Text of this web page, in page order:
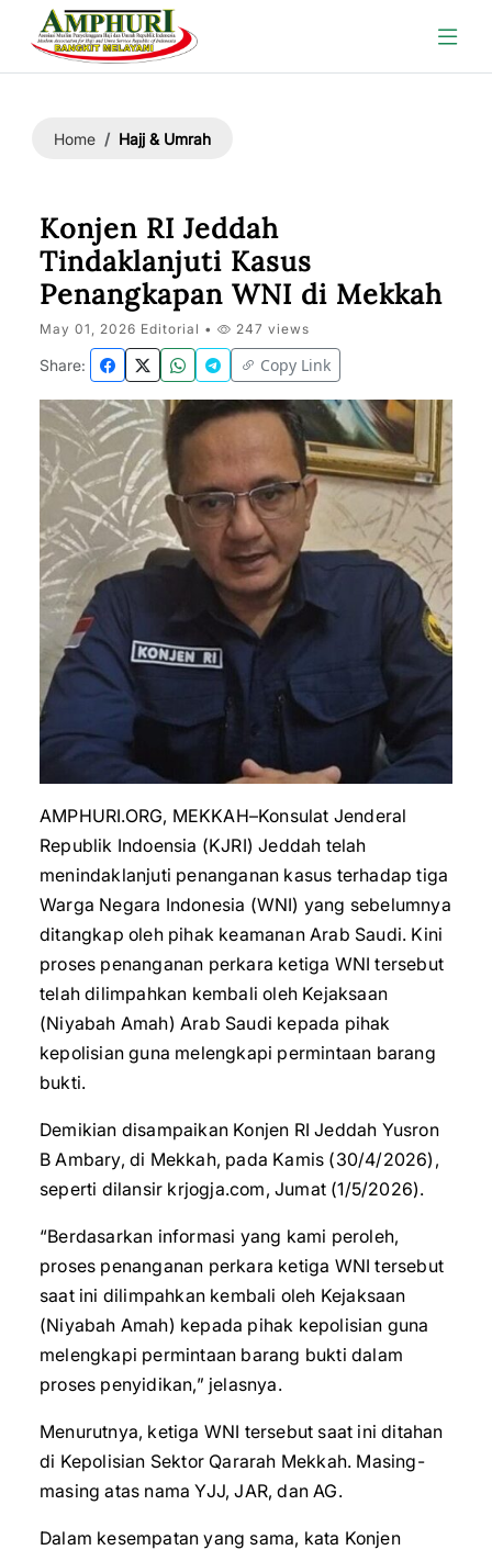
Home Hajj & Umrah
Konjen RI Jeddah
Tindaklanjuti Kasus
Penangkapan WNI di Mekkah
May 01, 2026 Editorial • 247 views
Share: Copy Link
AMPHURI.ORG, MEKKAH–Konsulat Jenderal
Republik Indoensia (KJRI) Jeddah telah
menindaklanjuti penanganan kasus terhadap tiga
Warga Negara Indonesia (WNI) yang sebelumnya
ditangkap oleh pihak keamanan Arab Saudi. Kini
proses penanganan perkara ketiga WNI tersebut
telah dilimpahkan kembali oleh Kejaksaan
(Niyabah Amah) Arab Saudi kepada pihak
kepolisian guna melengkapi permintaan barang
bukti.
Demikian disampaikan Konjen RI Jeddah Yusron
B Ambary, di Mekkah, pada Kamis (30/4/2026),
seperti dilansir krjogja.com, Jumat (1/5/2026).
“Berdasarkan informasi yang kami peroleh,
proses penanganan perkara ketiga WNI tersebut
saat ini dilimpahkan kembali oleh Kejaksaan
(Niyabah Amah) kepada pihak kepolisian guna
melengkapi permintaan barang bukti dalam
proses penyidikan,” jelasnya.
Menurutnya, ketiga WNI tersebut saat ini ditahan
di Kepolisian Sektor Qararah Mekkah. Masing-
masing atas nama YJJ, JAR, dan AG.
Dalam kesempatan yang sama, kata Konjen